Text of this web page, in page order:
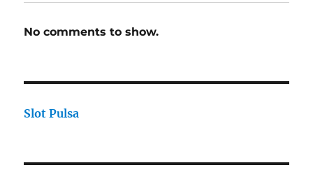
No comments to show.
Slot Pulsa